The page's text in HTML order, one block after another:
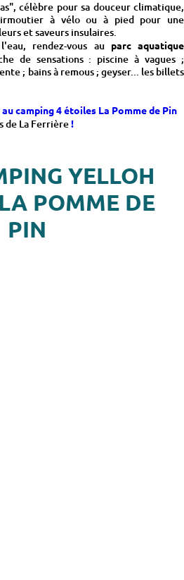
célèbre pour sa douceur climatique,
à vélo ou à pied pour une
et saveurs insulaires.
rendez-vous au parc aquatique
de sensations : piscine à vagues ;
; bains à remous ; geyser... les billets
camping 4 étoiles La Pomme de Pin
de La Ferrière!
YELLOH
POMME DE
PIN